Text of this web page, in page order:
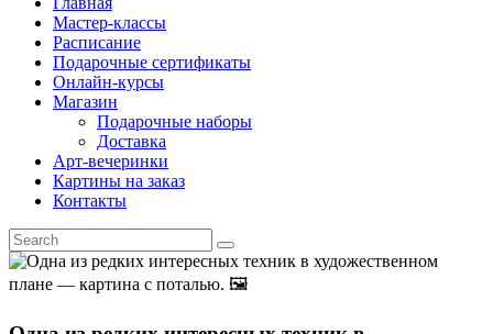
Мастер-классы
Расписание
Подарочные сертификаты
Онлайн-курсы
Магазин
Подарочные наборы
Доставка
Арт-вечеринки
Картины на заказ
Контакты